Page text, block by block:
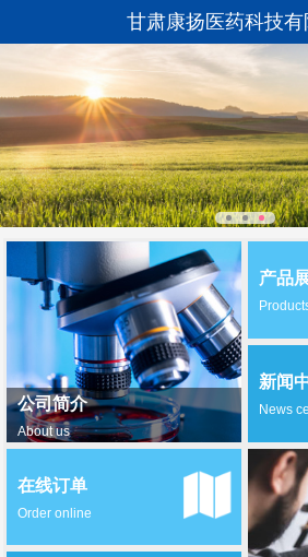
甘肃康扬医药科技有
公司简介
About us
产品
新闻
News
在线订单
Order online